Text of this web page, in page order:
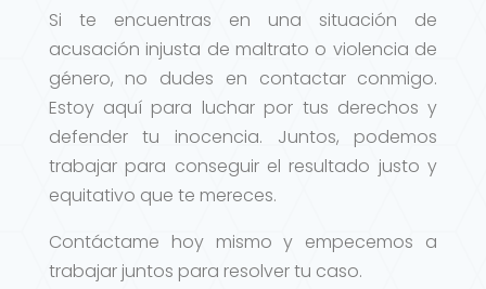
Si te encuentras en una situación de
acusación injusta de maltrato o violencia de
género, no dudes en contactar conmigo.
Estoy aquí para luchar por tus derechos y
defender tu inocencia. Juntos, podemos
trabajar para conseguir el resultado justo y
equitativo que te mereces.
Contáctame hoy mismo y empecemos a
trabajar juntos para resolver tu caso.